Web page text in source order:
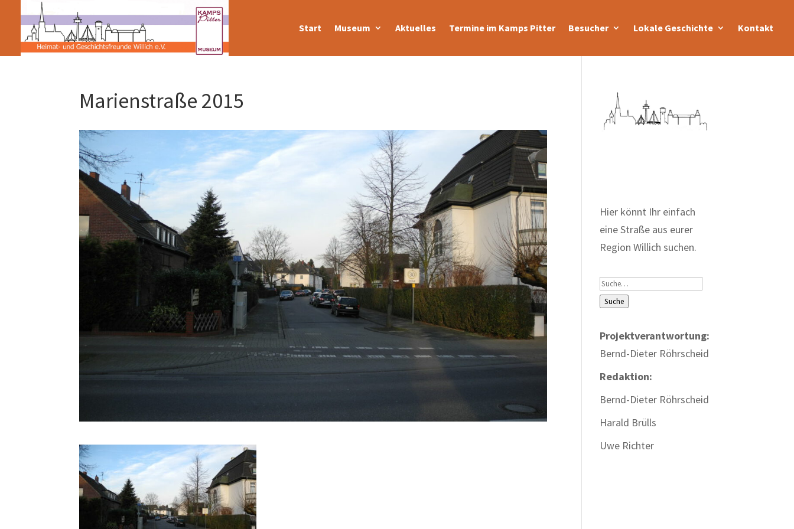
Start Museum Aktuelles Termine im Kamps Pitter Besucher Lokale Geschichte Kontakt
Marienstraße 2015
Hier könnt Ihr einfach
eine Straße aus eurer
Region Willich suchen.
Suche
Suche
Projektverantwortung:
Bernd-Dieter Röhrscheid
Redaktion:
Bernd-Dieter Röhrscheid
Harald Brülls
Uwe Richter